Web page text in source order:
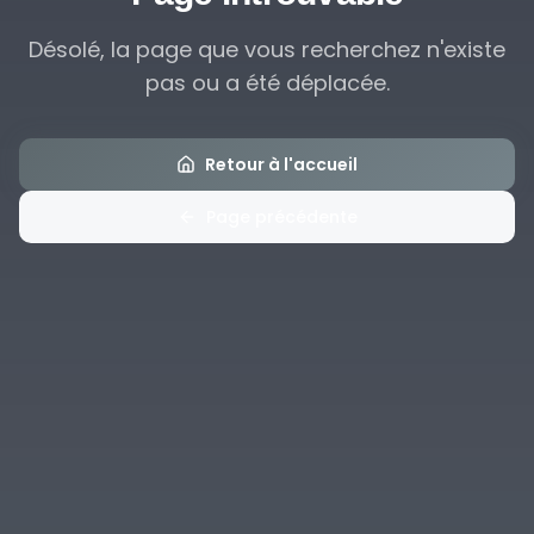
Désolé, la page que vous recherchez n'existe
pas ou a été déplacée.
Retour à l'accueil